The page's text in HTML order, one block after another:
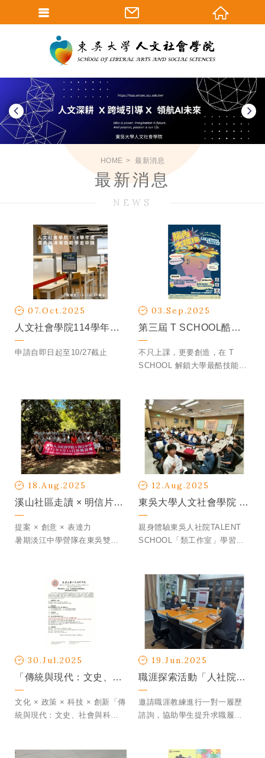
HOME 最新消息
最新消息
NEWS
07.Oct.2025
人文社會學院114學年度優秀與清寒獎助學金受理開始
申請自即日起至10/27截止
03.Sep.2025
第三屆 T SCHOOL酷學生 招募中！
不只上課，更要創造，在 T
SCHOOL 解鎖大學最酷技能！
響！
18.Aug.2025
溪山社區走讀 × 明信片創意提案—淡江中學暑期營隊
提案 × 創意 × 表達力
暑期淡江中學營隊在東吳雙溪
12.Aug.2025
東吳大學人文社會學院 × 大直高中「人文AI人才先修課」
親身體驗東吳人社院TALENT
SCHOOL「類工作室」學習氛
度的課程設計 培養創新思維、
提案力、表達力、實作力
30.Jul.2025
「傳統與現代：文史、社會與科技的跨域對話」國際學術研討會
文化 × 政策 × 科技 × 創新「傳
統與現代：文史、社會與科技
19.Jun.2025
職涯探索活動「人社院求職新鮮人一對一履歷健檢」圓滿結束
邀請職涯教練進行一對一履歷
諮詢，協助學生提升求職履歷